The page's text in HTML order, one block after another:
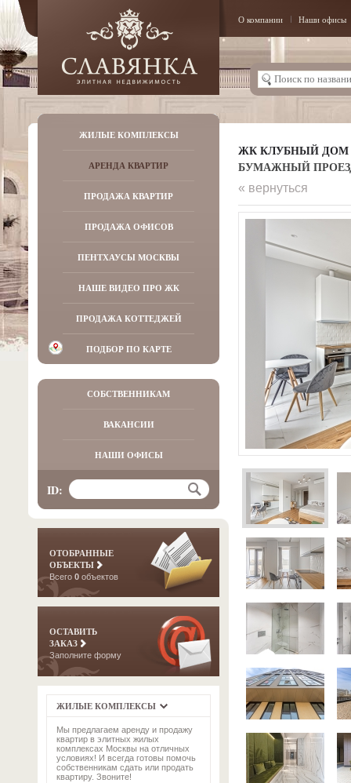
О компании Наши офисы
ЖИЛЫЕ КОМПЛЕКСЫ
АРЕНДА КВАРТИР
ПРОДАЖА КВАРТИР
ПРОДАЖА ОФИСОВ
ПЕНТХАУСЫ МОСКВЫ
НАШЕ ВИДЕО ПРО ЖК
ПРОДАЖА КОТТЕДЖЕЙ
ПОДБОР ПО КАРТЕ
СОБСТВЕННИКАМ
ВАКАНСИИ
НАШИ ОФИСЫ
ID:
ОТОБРАННЫЕ
ОБЪЕКТЫ
Всего 0 объектов
ОСТАВИТЬ
ЗАКАЗ
Заполните форму
ЖИЛЫЕ КОМПЛЕКСЫ
Мы предлагаем аренду и продажу
квартир в элитных жилых
комплексах Москвы на отличных
условиях! И всегда готовы помочь
собственникам сдать или продать
квартиру. Звоните!
ЖК КЛУБНЫЙ ДОМ
БУМАЖНЫЙ
« вернуться